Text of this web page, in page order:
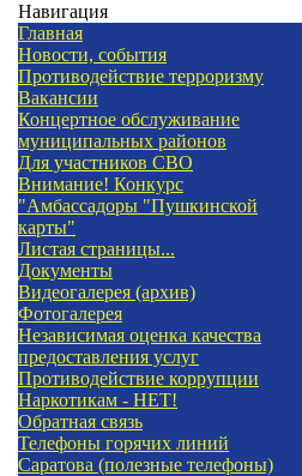
Навигация
Главная
Новости, события
Противодействие терроризму
Вакансии
Концертное обслуживание
муниципальных районов
Для участников СВО
Внимание! Конкурс
"Амбассадоры "Пушкинской
карты"
Листая страницы...
Документы
Видеогалерея (архив)
Фотогалерея
Независимая оценка качества
предоставления услуг
Противодействие коррупции
Наркотикам - НЕТ!
Обратная связь
Телефоны горячих линий
Саратова (полезные телефоны)